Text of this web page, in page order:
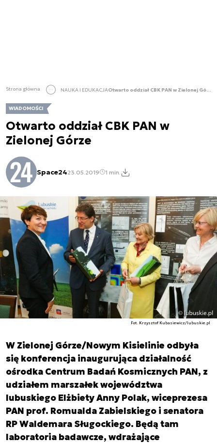
Strona główna NAUKA I EDUKACJA Otwarto oddział CBK PAN w Zielonej Górze
WIADOMOŚCI
Otwarto oddział CBK PAN w
Zielonej Górze
Space2423.05.2019 1 min.
Fot. Krzysztof Kubasiewicz/lubuskie.pl
W Zielonej Górze/Nowym Kisielinie odbyła
się konferencja inaugurująca działalność
ośrodka Centrum Badań Kosmicznych PAN, z
udziałem marszałek województwa
lubuskiego Elżbiety Anny Polak, wiceprezesa
PAN prof. Romualda Zabielskiego i senatora
RP Waldemara Sługockiego. Będą tam
laboratoria badawcze, wdrażające